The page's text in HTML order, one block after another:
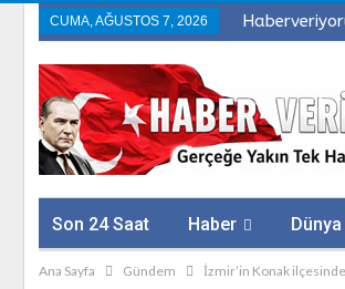
CUMA, AĞUSTOS 7, 2026
Son 24 Saat Haber Dünya
Sağlık Firmalar
Ana Sayfa Gündem İzmir’in Konak